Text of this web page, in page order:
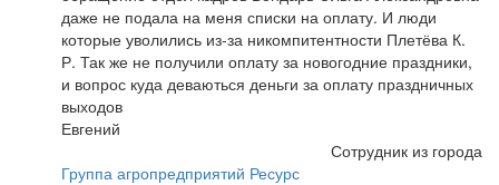
даже не подала на меня списки на оплату. И люди
которые уволились из-за никомпитентности Плетёва К.
Р. Так же не получили оплату за новогодние праздники,
и вопрос куда деваються деньги за оплату праздничных
выходов
Евгений
Сотрудник из города
Группа агропредприятий Ресурс